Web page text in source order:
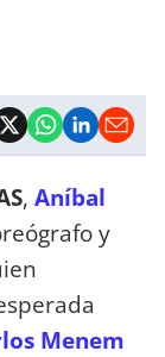
, Aníbal
y
Menem